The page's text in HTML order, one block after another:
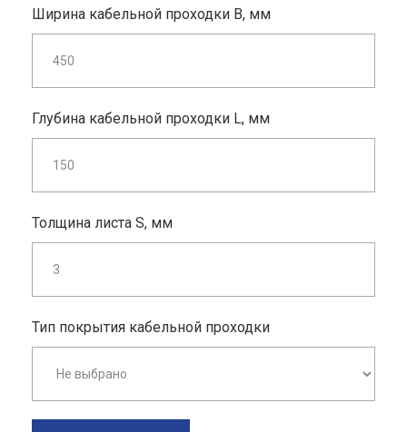
Ширина кабельной проходки B, мм
Глубина кабельной проходки L, мм
Толщина листа S, мм
Тип покрытия кабельной проходки